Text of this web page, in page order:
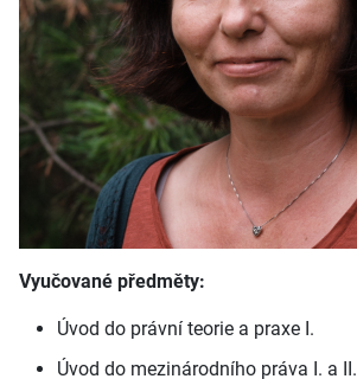
Vyučované předměty:
Úvod do právní teorie a praxe I.
Úvod do mezinárodního práva I. a II.